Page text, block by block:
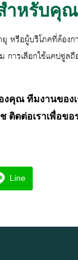
ำหรับคุ
หรือผู้บริโภคที่ต้องก
การเลือกใช้แคปซูลถื
คุณ ทีมงานของ
ดต่อเราเพื่อขอ
Line